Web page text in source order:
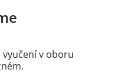
v oboru